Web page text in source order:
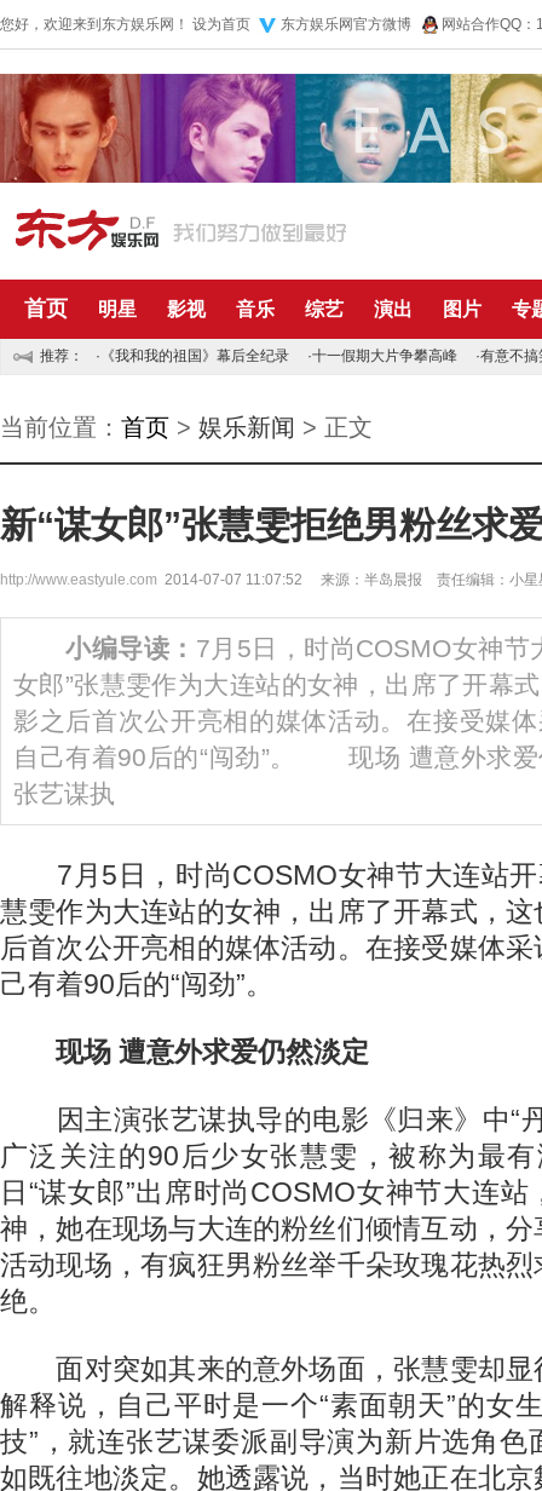
您好，欢迎来到东方娱乐网！ 设为首页 东方娱乐网官方微博 网站合作QQ
首页 明星 影视 音乐 综艺 演出 图片 专
推荐： · 《我和我的祖国》幕后全纪录 ·十一假期大片争攀高峰 ·有意不搞
当前位置： 首页 > 娱乐新闻 > 正文
新“谋女郎”张慧雯拒绝男粉丝求
http://www.eastyule.com 2014-07-07 11:07:52 来源：半岛晨报 责任编辑：小星
小编导读： 7月5日，时尚COSMO女神节
女郎”张慧雯作为大连站的女神，出席了开幕
影之后首次公开亮相的媒体活动。在接受媒
自己有着90后的“闯劲”。 现场 遭意外
张艺谋执
7月5日，时尚COSMO女神节大连站开
慧雯作为大连站的女神，出席了开幕式，
后首次公开亮相的媒体活动。在接受媒体
己有着90后的“闯劲”。
现场 遭意外求爱仍然淡定
因主演张艺谋执导的电影《归来》中“
广泛关注的90后少女张慧雯，被称为最
日“谋女郎”出席时尚COSMO女神节大连
神，她在现场与大连的粉丝们倾情互动，
活动现场，有疯狂男粉丝举千朵玫瑰花热
绝。
面对突如其来的意外场面，张慧雯却显
解释说，自己平时是一个“素面朝天”的女
技”，就连张艺谋委派副导演为新片选角色
如既往地淡定。她透露说，当时她正在北